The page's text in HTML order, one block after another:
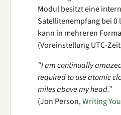
Modul besitzt eine
Satellitenempfang bei
kann in mehreren
(Voreinstellung UTC-
“I am continually
required to use atomic
miles above my head.”
(Jon Person,Writing